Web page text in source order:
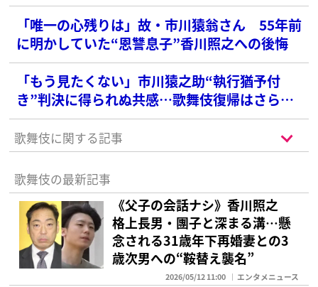
「唯一の心残りは」故・市川猿翁さん 55年前
に明かしていた“恩讐息子”香川照之への後悔
「もう見たくない」市川猿之助“執行猶予付
き”判決に得られぬ共感…歌舞伎復帰はさらな
るいばらの道へ
歌舞伎に関する記事
歌舞伎の最新記事
《父子の会話ナシ》香川照之
格上長男・團子と深まる溝…懸
念される31歳年下再婚妻との3
歳次男への“鞍替え襲名”
2026/05/12 11:00 エンタメニュース